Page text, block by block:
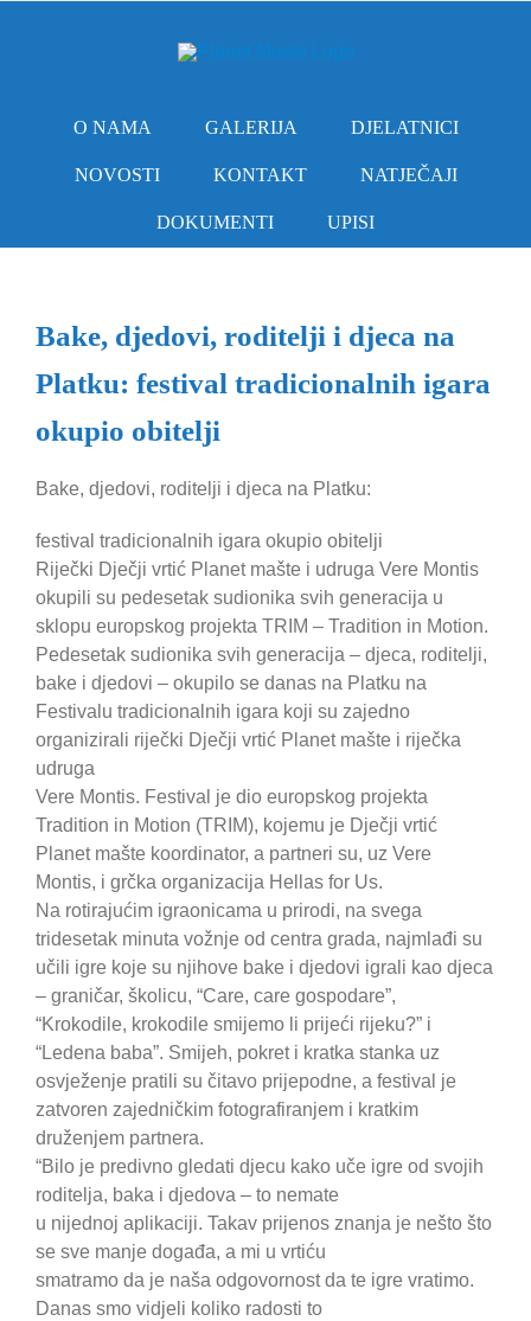
O NAMA GALERIJA DJELATNICI
NOVOSTI KONTAKT NATJEČAJI
DOKUMENTI UPISI
Bake, djedovi, roditelji i djeca na
Platku: festival tradicionalnih igara
okupio obitelji
Bake, djedovi, roditelji i djeca na Platku:
festival tradicionalnih igara okupio obitelji
Riječki Dječji vrtić Planet mašte i udruga Vere Montis
okupili su pedesetak sudionika svih generacija u
sklopu europskog projekta TRIM – Tradition in Motion.
Pedesetak sudionika svih generacija – djeca, roditelji,
bake i djedovi – okupilo se danas na Platku na
Festivalu tradicionalnih igara koji su zajedno
organizirali riječki Dječji vrtić Planet mašte i riječka
udruga
Vere Montis. Festival je dio europskog projekta
Tradition in Motion (TRIM), kojemu je Dječji vrtić
Planet mašte koordinator, a partneri su, uz Vere
Montis, i grčka organizacija Hellas for Us.
Na rotirajućim igraonicama u prirodi, na svega
tridesetak minuta vožnje od centra grada, najmlađi su
učili igre koje su njihove bake i djedovi igrali kao djeca
– graničar, školicu, “Care, care gospodare”,
“Krokodile, krokodile smijemo li prijeći rijeku?” i
“Ledena baba”. Smijeh, pokret i kratka stanka uz
osvježenje pratili su čitavo prijepodne, a festival je
zatvoren zajedničkim fotografiranjem i kratkim
druženjem partnera.
“Bilo je predivno gledati djecu kako uče igre od svojih
roditelja, baka i djedova – to nemate
u nijednoj aplikaciji. Takav prijenos znanja je nešto što
se sve manje događa, a mi u vrtiću
smatramo da je naša odgovornost da te igre vratimo.
Danas smo vidjeli koliko radosti to